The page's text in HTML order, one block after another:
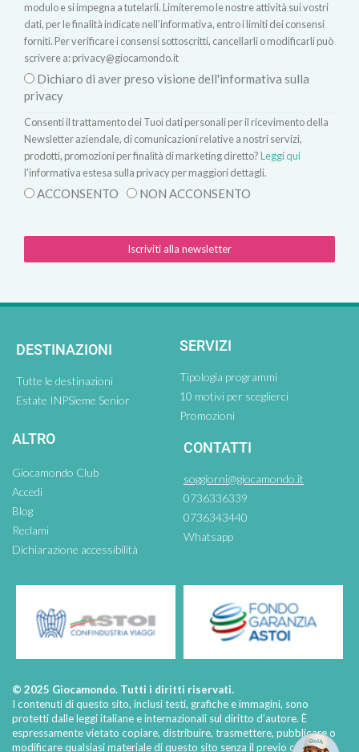
modulo e si impegna a tutelarli. Limiteremo le nostre attività sui vostri
dati, per le finalità indicate nell’informativa, entro i limiti dei consensi
forniti. Per verificare i consensi sottoscritti, cancellarli o modificarli può
scrivere a:privacy@giocamondo.it
Dichiaro di aver preso visione dell'informativa sulla
privacy
Consenti il trattamento dei Tuoi dati personali per il ricevimento della
Newsletter aziendale, di comunicazioni relative a nostri servizi,
prodotti, promozioni per finalità di marketing diretto?Leggi qui
l'informativa estesa sulla privacy per maggiori dettagli.
ACCONSENTO NON ACCONSENTO
Iscriviti alla newsletter
DESTINAZIONI
Tutte le destinazioni
Estate INPSieme Senior
SERVIZI
Tipologia programmi
10 motivi per sceglierci
Promozioni
ALTRO
Giocamondo Club
Accedi
Blog
Reclami
Dichiarazione accessibilità
CONTATTI
soggiorni@giocamondo.it
0736336339
0736343440
Whatsapp
© 2025 Giocamondo. Tutti i diritti riservati.
I contenuti di questo sito, inclusi testi, grafiche e immagini, sono
protetti dalle leggi italiane e internazionali sul diritto d’autore. È
espressamente vietato copiare, distribuire, trasmettere, pubblicare o
modificare qualsiasi materiale di questo sito senza il previo consenso